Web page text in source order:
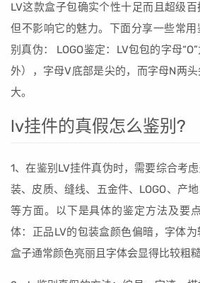
LV这款盒子包确实个性十足而且超级百
但不影响它的魅力。下面分享一些常
别真伪： LOGO鉴定：LV包包的字母
外），字母V底部是尖的，而字母N两
大。
lv挂件的真假怎么鉴别?
1、在鉴别LV挂件真伪时，需要综合考
装、皮质、缝线、五金件、LOGO、产
等方面。以下是具体的鉴定方法及要
体：正品LV的包装盒颜色偏暗，字体
盒子通常颜色亮丽且字体会显得比较粗糙